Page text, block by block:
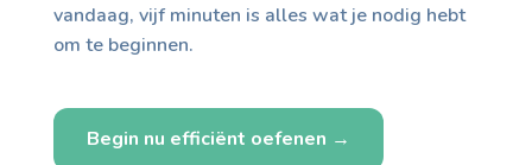
vandaag, vijf minuten is alles wat je nodig hebt
om te beginnen.
Begin nu efficiënt oefenen →